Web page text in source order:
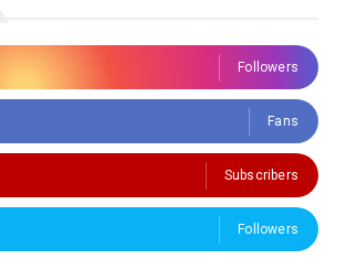
Followers
Fans
Subscribers
Followers